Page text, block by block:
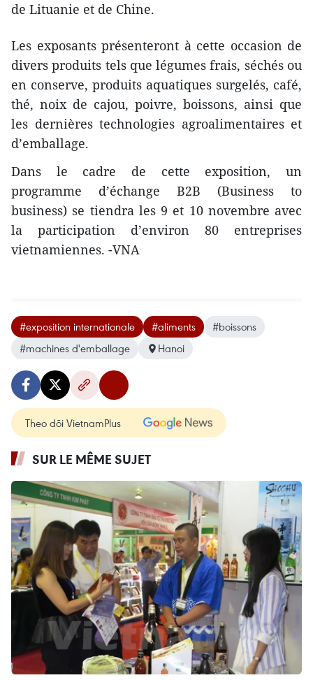
de Lituanie et de Chine.
Les exposants présenteront à cette occasion de
divers produits tels que légumes frais, séchés ou
en conserve, produits aquatiques surgelés, café,
thé, noix de cajou, poivre, boissons, ainsi que
les dernières technologies agroalimentaires et
d’emballage.
Dans le cadre de cette exposition, un
programme d’échange B2B (Business to
business) se tiendra les 9 et 10 novembre avec
la participation d’environ 80 entreprises
vietnamiennes. -VNA
#exposition internationale #aliments
#boissons
#machines d'emballage
Hanoi
Theo dõi VietnamPlus
SUR LE MÊME SUJET